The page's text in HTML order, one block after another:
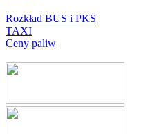
Rozkład BUS i PKS
TAXI
Ceny paliw